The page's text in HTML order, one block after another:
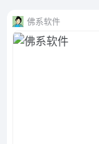
佛系软件